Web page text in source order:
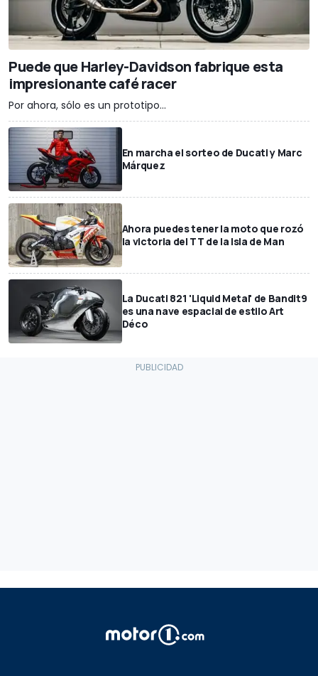
Puede que Harley-Davidson fabrique esta
impresionante café racer
Por ahora, sólo es un prototipo...
En marcha el sorteo de Ducati y Marc
Márquez
Ahora puedes tener la moto que rozó
la victoria del TT de la Isla de Man
La Ducati 821 'Liquid Metal' de Bandit9
es una nave espacial de estilo Art
Déco